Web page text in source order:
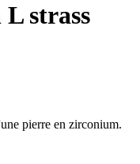
L strass
pierre en zirconium.